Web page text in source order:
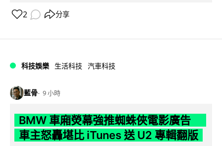
2 分享
科技娛樂 生活科技 汽車科技
藍骨 9 小時
BMW 車廂熒幕強推蜘蛛俠電影廣告
車主怒轟堪比 iTunes 送 U2 專輯翻版